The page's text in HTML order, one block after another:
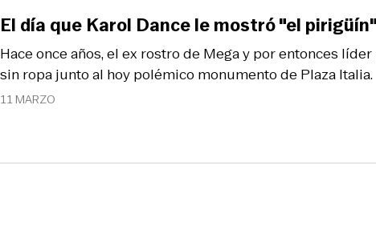
11 MARZO
Hace once años, el ex rostro de Mega y por entonces
sin ropa junto al hoy polémico monumento de Plaza Italia.
El día que Karol Dance le mostró "el